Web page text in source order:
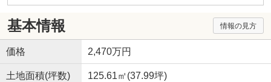
基本情報 情報の見方
価格 2,470万円
土地面積(坪数) 125.61㎡(37.99坪)